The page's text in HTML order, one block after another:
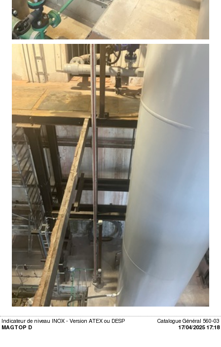
Catalogue Général 560-03
17/04/2025 17:18
Indicateur de niveau INOX - Version ATEX ou DESP
MAGTOP D